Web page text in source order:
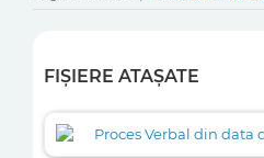
FIȘIERE ATAȘATE
Proces Verbal din data